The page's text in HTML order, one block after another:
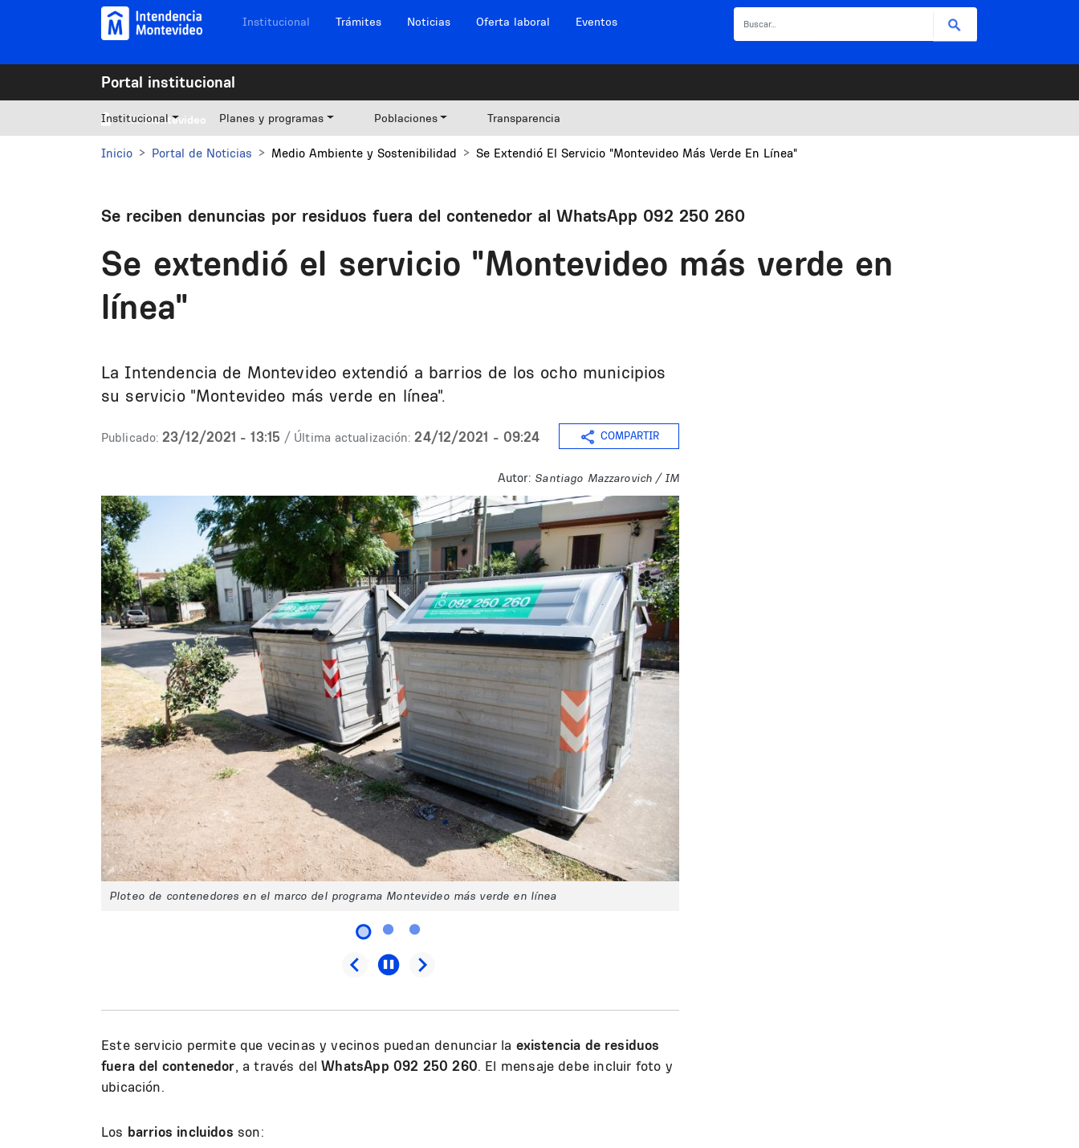
Pasar al contenido principal Navegación sitios
Institucional Trámites Noticias Oferta laboral Eventos
Portal institucional
Mi Montevideo
Institucional Planes y programas Poblaciones Transparencia
Inicio Portal de Noticias Medio Ambiente y Sostenibilidad Se Extendió El Servicio "Montevideo Más Verde En Línea"
Se reciben denuncias por residuos fuera del contenedor al WhatsApp 092 250 260
Se extendió el servicio "Montevideo más verde en
línea"
La Intendencia de Montevideo extendió a barrios de los ocho municipios
su servicio "Montevideo más verde en línea".
Publicado: 23/12/2021 - 13:15 / Última actualización: 24/12/2021 - 09:24 COMPARTIR
Autor: Santiago Mazzarovich / IM
Ploteo de contenedores en el marco del programa Montevideo más verde en línea
Este servicio permite que vecinas y vecinos puedan denunciar la existencia de residuos
fuera del contenedor, a través delWhatsApp 092 250 260. El mensaje debe incluir foto y
ubicación.
Los barrios incluidos son: